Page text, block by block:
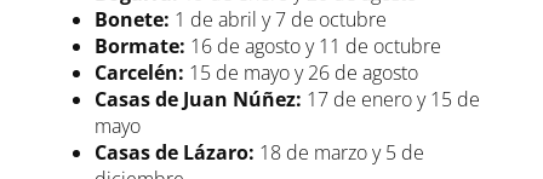
Bonete: 1 de abril y 7 de octubre
Bormate: 16 de agosto y 11 de octubre
Carcelén: 15 de mayo y 26 de agosto
Casas de Juan Núñez: 17 de enero y 15 de
mayo
Casas de Lázaro: 18 de marzo y 5 de